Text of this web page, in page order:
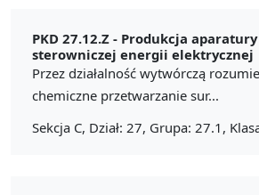
PKD 27.12.Z - Produkcja
sterowniczej energii elektrycznej
Przez działalność wytwórczą
chemiczne przetwarzanie sur...
Sekcja C, Dział: 27, Grupa: 27.1,